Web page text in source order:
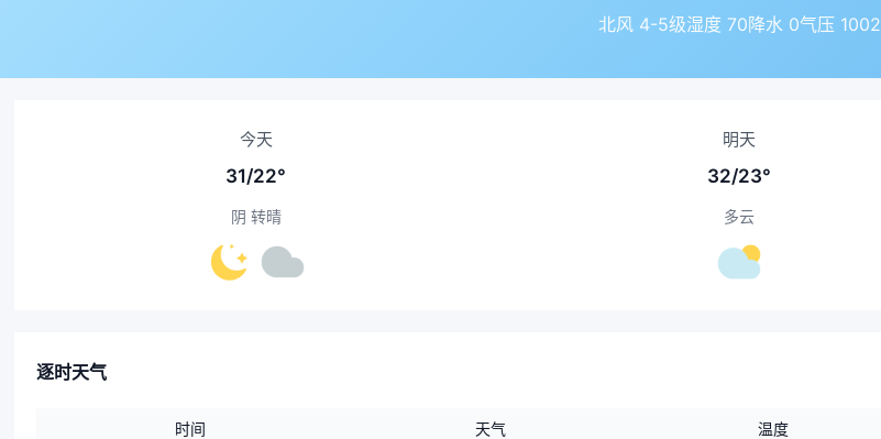
北风 4-5级湿度 70降水 0气压 1002
今天
31/22°
阴 转晴
明天
32/23°
多云
逐时天气
时间 天气 温度